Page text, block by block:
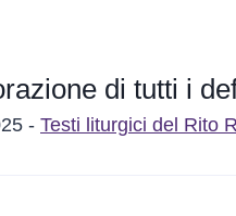
di tutti i
- Testi liturgici del Rito